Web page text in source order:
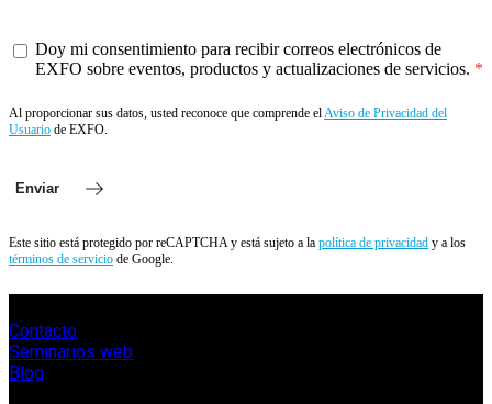
Doy mi consentimiento para recibir correos electrónicos de
EXFO sobre eventos, productos y actualizaciones de servicios.
Al proporcionar sus datos, usted reconoce que comprende elAviso de Privacidad del
Usuario de EXFO.
Enviar
Este sitio está protegido por reCAPTCHA y está sujeto a la política de privacidad y a los
términos de servicio de Google.
Contacto
Seminarios web
Blog